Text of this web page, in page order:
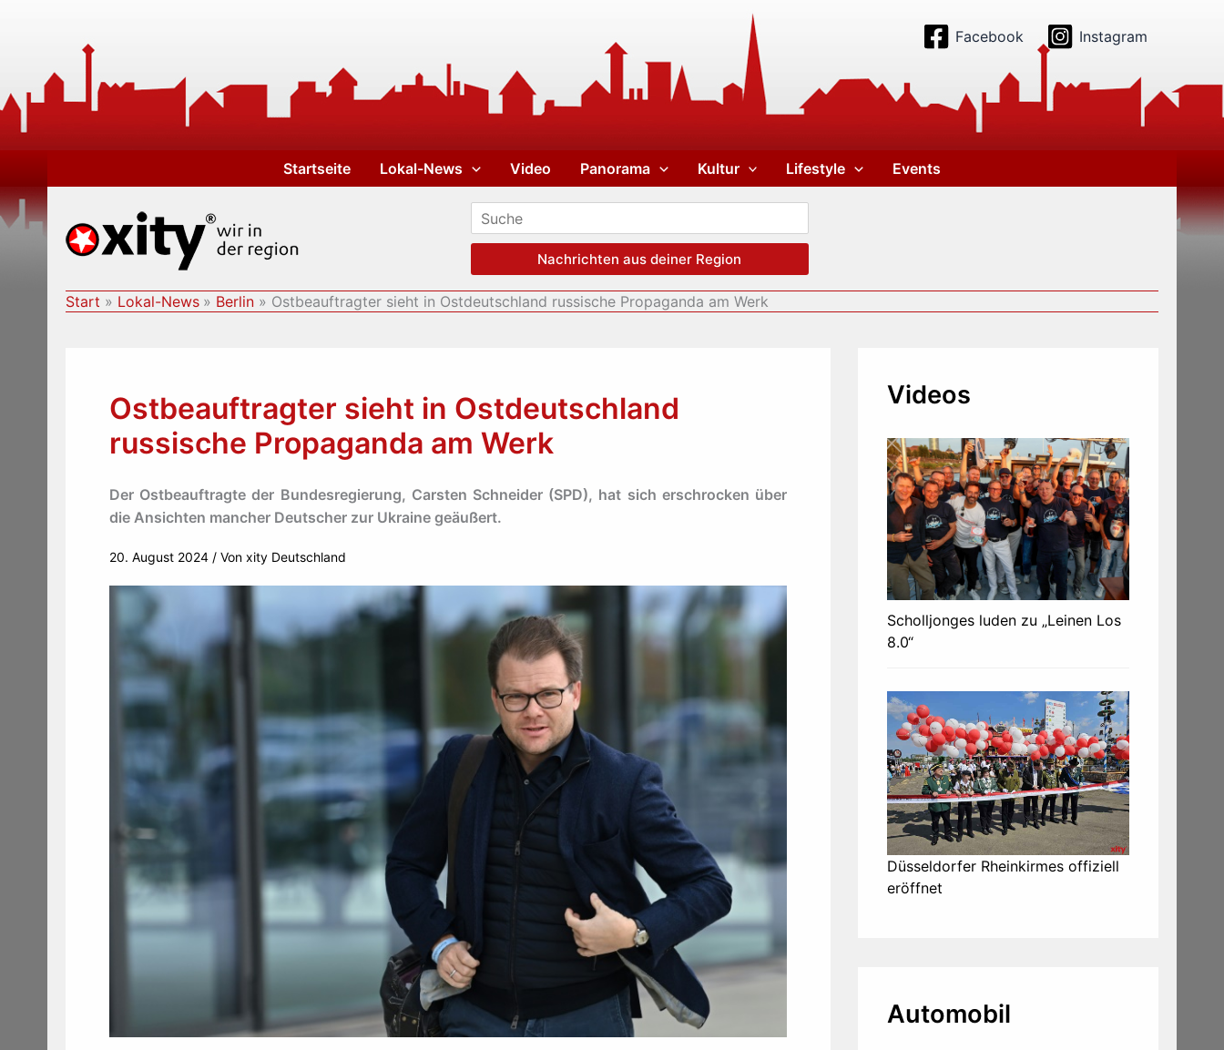
Facebook Instagram
Startseite Lokal-News Video Panorama Kultur Lifestyle Events
Nachrichten aus deiner Region
Start Lokal-News Berlin Ostbeauftragter sieht in Ostdeutschland russische Propaganda am Werk
Ostbeauftragter sieht in Ostdeutschland
russische Propaganda am Werk
Der Ostbeauftragte der Bundesregierung, Carsten Schneider (SPD), hat sich erschrocken über
die Ansichten mancher Deutscher zur Ukraine geäußert.
20. August 2024 / Von xity Deutschland
Videos
Scholljonges luden zu „Leinen Los
8.0“
Düsseldorfer Rheinkirmes offiziell
eröffnet
Automobil